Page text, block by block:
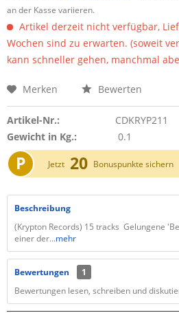
an der Kasse variieren.
Artikel derzeit nicht verfügbar,
Wochen sind zu erwarten. (soweit
kann schneller gehen, manchmal
Merken Bewerten
Artikel-Nr.:
CDKRYP211
Gewicht in Kg.:
0.1
P Jetzt 20 Bonuspunkte sichern
Beschreibung
(Krypton Records) 15 tracks Gelungene
einer der...mehr
Bewertungen
1
Bewertungen lesen, schreiben und